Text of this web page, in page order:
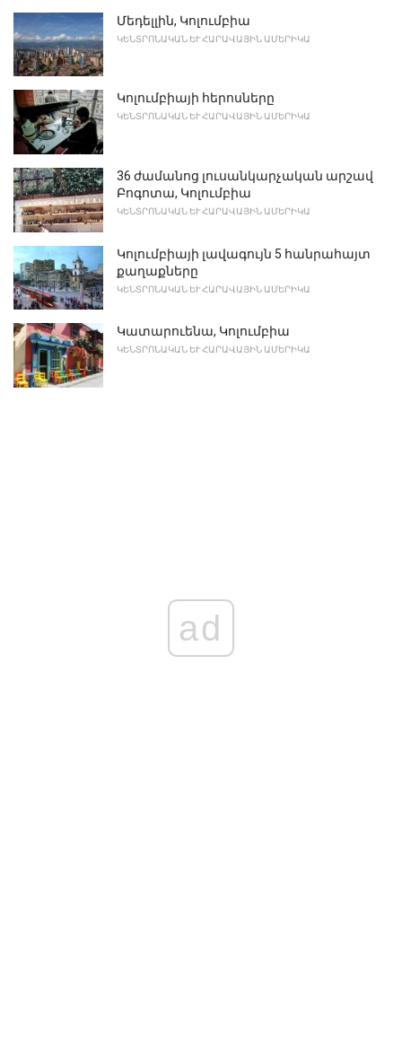
Մեդելլին, Կոլումբիա
ԿԵՆՏՐՈՆԱԿԱՆ ԵՒ ՀԱՐԱՎԱՅԻՆ ԱՄԵՐԻԿԱ
Կոլումբիայի հերոսները
ԿԵՆՏՐՈՆԱԿԱՆ ԵՒ ՀԱՐԱՎԱՅԻՆ ԱՄԵՐԻԿԱ
36 ժամանոց լուսանկարչական արշավ
Բոգոտա, Կոլումբիա
ԿԵՆՏՐՈՆԱԿԱՆ ԵՒ ՀԱՐԱՎԱՅԻՆ ԱՄԵՐԻԿԱ
Կոլումբիայի լավագույն 5 հանրահայտ
քաղաքները
ԿԵՆՏՐՈՆԱԿԱՆ ԵՒ ՀԱՐԱՎԱՅԻՆ ԱՄԵՐԻԿԱ
Կատարուենա, Կոլումբիա
ԿԵՆՏՐՈՆԱԿԱՆ ԵՒ ՀԱՐԱՎԱՅԻՆ ԱՄԵՐԻԿԱ
ad